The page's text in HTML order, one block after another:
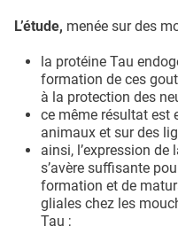
L’étude, menée sur des
la protéine Tau
formation de ces
à la protection des
ce même résultat est
animaux et sur des
ainsi, l’expression
s’avère suffisante
formation et de
gliales chez les
Tau ;